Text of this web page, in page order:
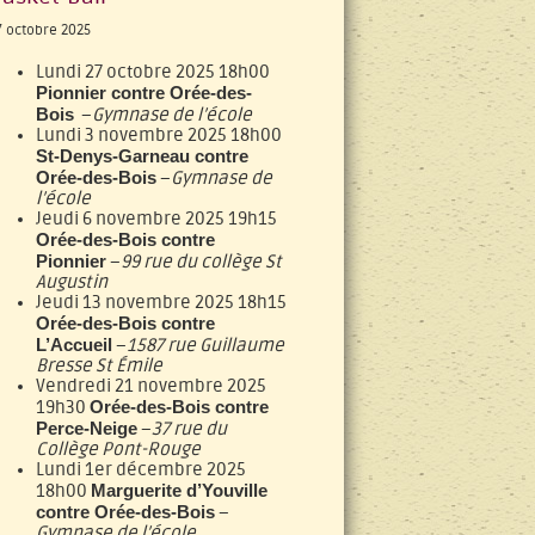
octobre 2025
Lundi 27 octobre 2025 18h00
Pionnier contre Orée-des-
Bois –Gymnase de l’école
Lundi 3 novembre 2025 18h00
St-Denys-Garneau contre
Orée-des-Bois–Gymnase de
l’école
Jeudi 6 novembre 2025 19h15
Orée-des-Bois contre
Pionnier–99 rue du collège St
Augustin
Jeudi 13 novembre 2025 18h15
Orée-des-Bois contre
L’Accueil –1587 rue Guillaume
Bresse St Émile
Vendredi 21 novembre 2025
19h30 Orée-des-Bois contre
Perce-Neige–37 rue du
Collège Pont-Rouge
Lundi 1er décembre 2025
18h00 Marguerite d’Youville
contre Orée-des-Bois–